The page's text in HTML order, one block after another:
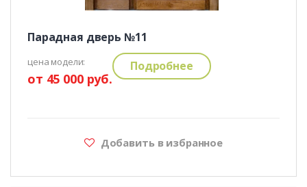
Парадная дверь №11
цена модели:
от 45 000 руб.
Подробнее
Добавить в избранное